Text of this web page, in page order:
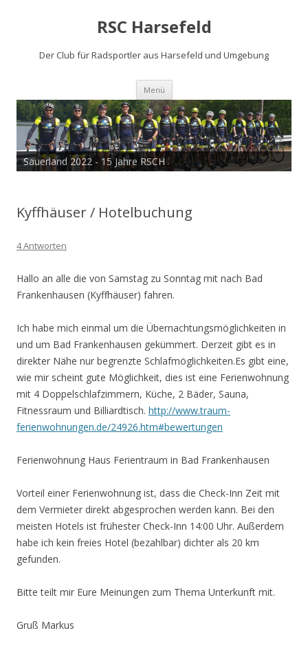
RSC Harsefeld
Der Club für Radsportler aus Harsefeld und Umgebung
Menü Zum
springen
Sauerland 2022 - 15 Jahre RSCH
Kyffhäuser / Hotelbuchung
4 Antworten
Hallo an alle die von Samstag zu Sonntag mit nach Bad
Frankenhausen (Kyffhäuser) fahren.
Ich habe mich einmal um die Übernachtungsmöglichkeiten in
und um Bad Frankenhausen gekümmert. Derzeit gibt es in
direkter Nähe nur begrenzte Schlafmöglichkeiten.Es gibt eine,
wie mir scheint gute Möglichkeit, dies ist eine Ferienwohnung
mit 4 Doppelschlafzimmern, Küche, 2 Bäder, Sauna,
Fitnessraum und Billiardtisch. http://www.traum-
ferienwohnungen.de/24926.htm#bewertungen
Ferienwohnung Haus Ferientraum in Bad Frankenhausen
Vorteil einer Ferienwohnung ist, dass die Check-Inn Zeit mit
dem Vermieter direkt abgesprochen werden kann. Bei den
meisten Hotels ist frühester Check-Inn 14:00 Uhr. Außerdem
habe ich kein freies Hotel (bezahlbar) dichter als 20 km
gefunden.
Bitte teilt mir Eure Meinungen zum Thema Unterkunft mit.
Gruß Markus